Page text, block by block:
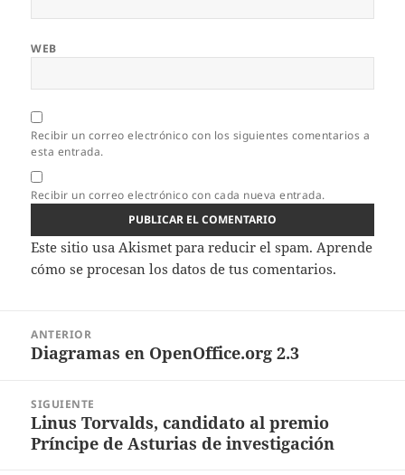
WEB
Recibir un correo electrónico con los siguientes comentarios a
esta entrada.
Recibir un correo electrónico con cada nueva entrada.
Este sitio usa Akismet para reducir el spam. Aprende
cómo se procesan los datos de tus comentarios.
entradas
ANTERIOR
Entrada
Diagramas en OpenOffice.org 2.3
SIGUIENTE
Entrada
siguiente:
Linus Torvalds, candidato al premio
Príncipe de Asturias de investigación